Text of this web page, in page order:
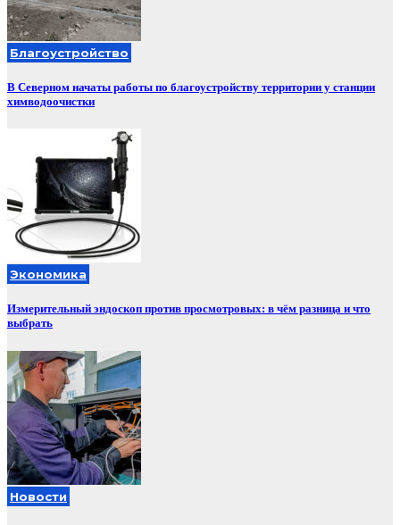
Благоустройство
В Северном начаты работы по благоустройству территории у станции
химводоочистки
Экономика
Измерительный эндоскоп против просмотровых: в чём разница и что
выбрать
Новости